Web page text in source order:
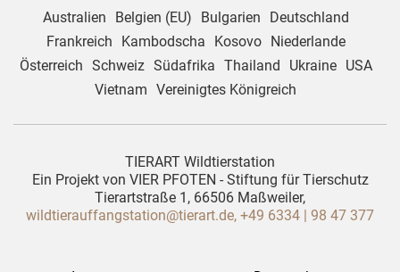
Australien Belgien (EU) Bulgarien
Deutschland
Frankreich
Kambodscha Kosovo
Niederlande
Österreich Schweiz Südafrika Thailand Ukraine
USA
Vietnam Vereinigtes Königreich
TIERART Wildtierstation
Ein Projekt von VIER PFOTEN - Stiftung für Tierschutz
Tierartstraße 1, 66506 Maßweiler,
wildtierauffangstation@tierart.de, +49 6334 | 98 47 377